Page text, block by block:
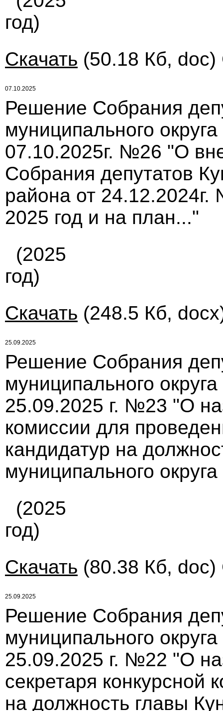
год)
Скачать (50.18 Кб, doc)
07.10.2025
Решение Собрания
муниципального
07.10.2025г. №26 "О
Собрания депутатов
района от
2025 год и на план..."
(2025
год)
Скачать (248.5 Кб,
25.09.2025
Решение Собрания
муниципального
25.09.2025 г. №23 "О
комиссии для
кандидатур на
муниципального округа
(2025
год)
Скачать (80.38 Кб, doc)
25.09.2025
Решение Собрания
муниципального
25.09.2025 г. №22 "О
секретаря конкурсной
на должность главы